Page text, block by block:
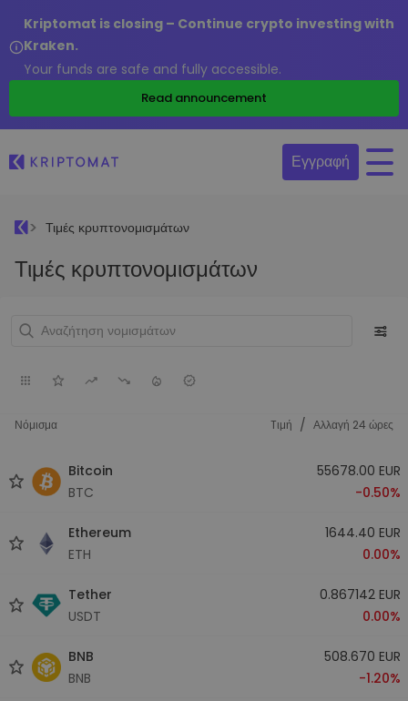
Kriptomat is closing – Continue crypto investing with
Kraken.
Your funds are safe and fully accessible.
Read announcement
Εγγραφή
Τιμές κρυπτονομισμάτων
Τιμές κρυπτονομισμάτων
Νόμισμα Tιμή / Αλλαγή 24 ώρες
Bitcoin
BTC
55678.00 EUR
-0.50%
Ethereum
ETH
1644.40 EUR
0.00%
Tether
USDT
0.867142 EUR
0.00%
BNB
BNB
508.670 EUR
-1.20%